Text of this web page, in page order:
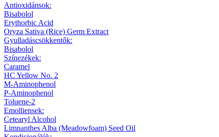
Antioxidánsok:
Bisabolol
Erythorbic Acid
Oryza Sativa (Rice) Germ Extract
Gyulladáscsökkentők:
Bisabolol
Színezékek:
Caramel
HC Yellow No. 2
M-Aminophenol
P-Aminophenol
Toluene-2
Emolliensek:
Cetearyl Alcohol
Limnanthes Alba (Meadowfoam) Seed Oil